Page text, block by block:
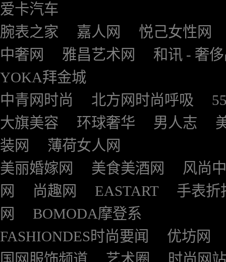
爱卡汽车
腕表之家
嘉人网
悦己女性网
中奢网
雅昌艺术网
和讯 - 奢
YOKA拜金城
中青网时尚
北方网时尚呼吸
大旗美容
环球奢华 男人志
装网
薄荷女人网
美丽婚嫁网
美食美酒网
风尚
网
尚趣网 EASTART
手表折
网
BOMODA摩登系
FASHIONDES时尚要闻
优坊网